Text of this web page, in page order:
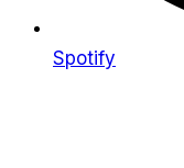
Spotify